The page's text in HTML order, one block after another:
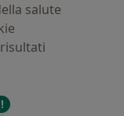
salute